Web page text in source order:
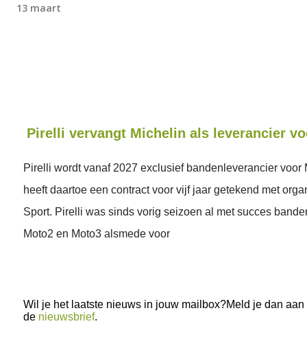
13 maart
Pirelli vervangt Michelin als leverancier
Pirelli wordt vanaf 2027 exclusief bandenleverancier voor
heeft daartoe een contract voor vijf jaar getekend met
Sport. Pirelli was sinds vorig seizoen al met succes
Moto2 en Moto3 alsmede voor
Wil je het laatste nieuws in jouw mailbox?Meld je dan aan
de nieuwsbrief.